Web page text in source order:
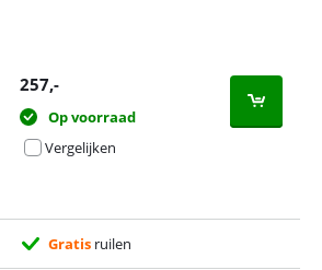
257,-
Op voorraad
Vergelijken
Gratis ruilen